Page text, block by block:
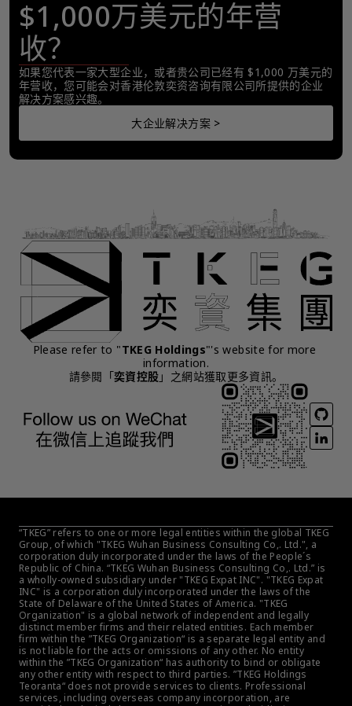
$1,000万美元的年营
收？
如果您代表一家大型企业，或者贵公司已经有 $1,000 万美元的
年营收，您可能会对香港伦敦奕资咨询有限公司所提供的企业
解决方案感兴趣。
大企业解决方案 >
Please refer to "TKEG Holdings"'s website for more
information.
請參閱「奕資控股 」之網站獲取更多資訊。
“TKEG” refers to one or more legal entities within the global TKEG
Group, of which "TKEG Wuhan Business Consulting Co,. Ltd.", a
corporation duly incorporated under the laws of the People´s
Republic of China. “TKEG Wuhan Business Consulting Co,. Ltd.” is
a wholly-owned subsidiary under "TKEG Expat INC". "TKEG Expat
INC" is a corporation duly incorporated under the laws of the
State of Delaware of the United States of America. "TKEG
Organization" is a global network of independent and legally
distinct member firms and their related entities. Each member
firm within the ”TKEG Organization“ is a separate legal entity and
is not liable for the acts or omissions of any other. No entity
within the ”TKEG Organization“ has authority to bind or obligate
any other entity with respect to third parties. ”TKEG Holdings
Teoranta“ does not provide services to clients. Professional
services, including overseas company incorporation, are